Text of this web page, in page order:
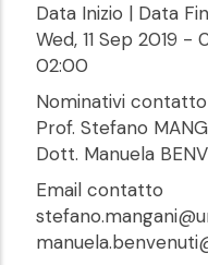
Data Inizio | Data
Wed, 11 Sep 2019 -
02:00
Nominativi contatto
Prof. Stefano
Dott. Manuela
Email contatto